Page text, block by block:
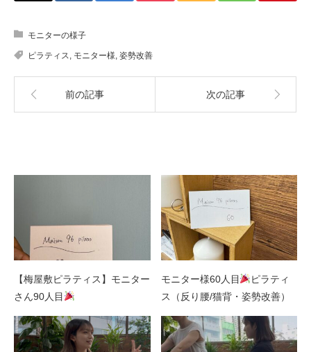
モニターの様子
ピラティス, モニター様, 姿勢改善
前の記事 次の記事
【梅屋敷ピラティス】モニター
さん90人目
モニター様60人目
ピラティ
ス（反り腰/猫背・姿勢改善）